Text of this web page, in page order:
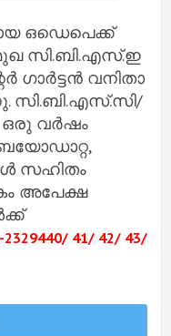
ഒഡെപെക്ക്
സി.ബി.എസ്.ഇ
ഗാർട്ടൻ വനിതാ
സി.ബി.എസ്.സി/
വർഷം
സഹിതം
അപേക്ഷ
2329440/ 41/ 42/ 43/